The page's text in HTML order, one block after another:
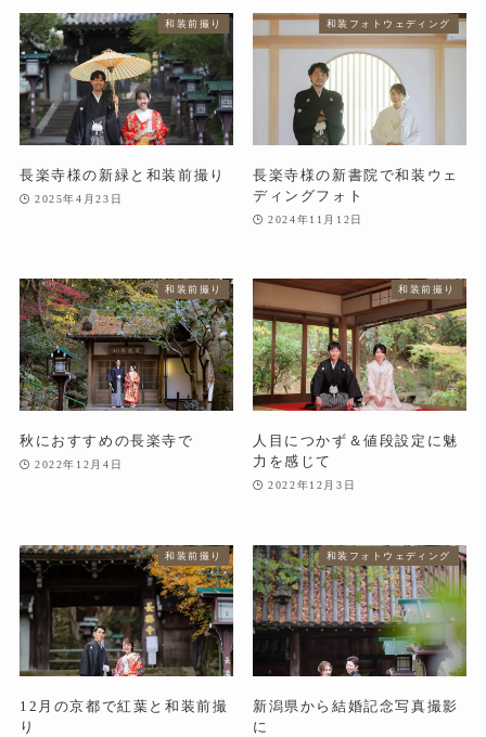
和装前撮り
長楽寺様の新緑と和装前撮り
2025年4月23日
和装フォトウェディング
長楽寺様の新書院で和装ウェ
ディングフォト
2024年11月12日
和装前撮り
秋におすすめの長楽寺で
2022年12月4日
和装前撮り
人目につかず＆値段設定に魅
力を感じて
2022年12月3日
和装前撮り
12月の京都で紅葉と和装前撮
り
和装フォトウェディング
新潟県から結婚記念写真撮影
に